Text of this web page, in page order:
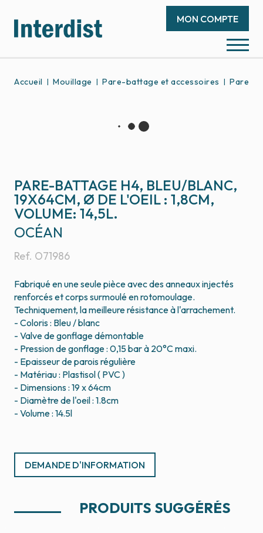
MON COMPTE
Accueil Mouillage Pare-battage et accessoires Pare-
PARE-BATTAGE H4, BLEU/BLANC,
19X64CM, Ø DE L'OEIL : 1,8CM,
VOLUME: 14,5L.
Ref. O71986
OCÉAN
Fabriqué en une seule pièce avec des anneaux injectés
renforcés et corps surmoulé en rotomoulage.
Techniquement, la meilleure résistance à l'arrachement.
- Coloris : Bleu / blanc
- Valve de gonflage démontable
- Pression de gonflage : 0,15 bar à 20°C maxi.
- Epaisseur de parois régulière
- Matériau : Plastisol ( PVC )
- Dimensions : 19 x 64cm
- Diamètre de l'oeil : 1.8cm
- Volume : 14.5l
DEMANDE D'INFORMATION
PRODUITS SUGGÉRÉS